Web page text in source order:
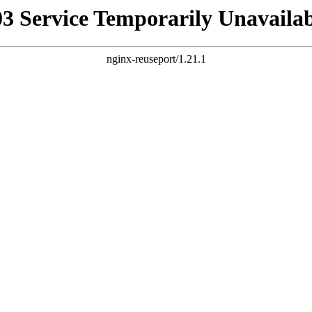
Service Temporarily
nginx-reuseport/1.21.1